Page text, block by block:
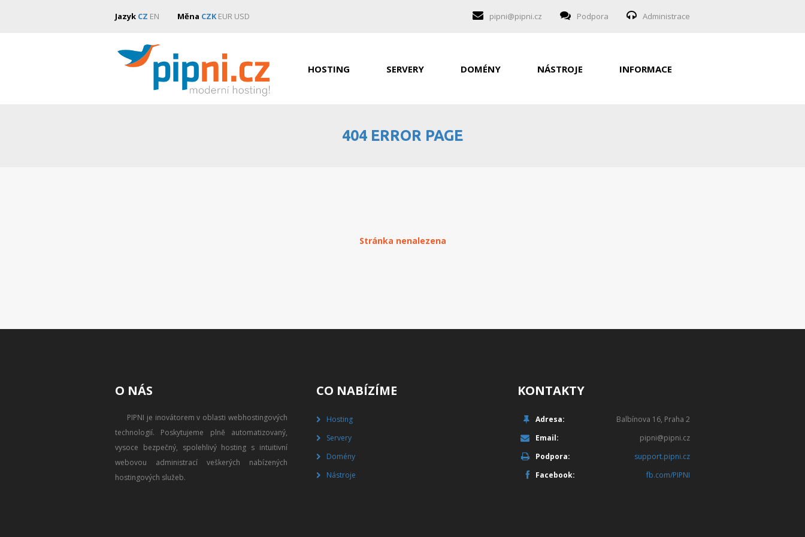
Jazyk CZ EN Měna CZK EUR USD pipni@pipni.cz Podpora Administrace
HOSTING SERVERY DOMÉNY NÁSTROJE INFORMACE
404 ERROR PAGE
Stránka nenalezena
O NÁS
PIPNI je inovátorem v oblasti webhostingových
technologií. Poskytujeme plně automatizovaný,
vysoce bezpečný, spolehlivý hosting s intuitivní
webovou administrací veškerých nabízených
hostingových služeb.
CO NABÍZÍME
Hosting
Servery
Domény
Nástroje
KONTAKTY
Adresa:
Balbínova 16, Praha 2
Email:
pipni@pipni.cz
Podpora:
support.pipni.cz
Facebook:
fb.com/PIPNI